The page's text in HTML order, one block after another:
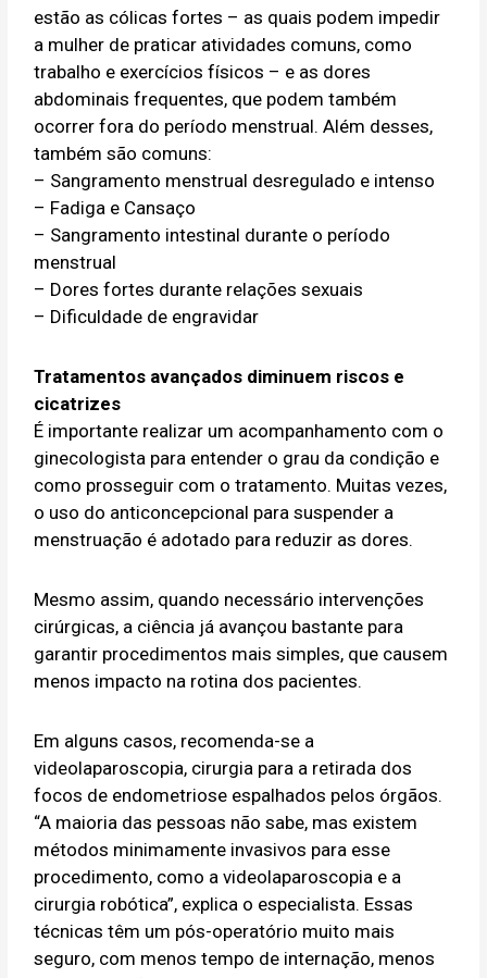
estão as cólicas fortes – as quais podem impedir
a mulher de praticar atividades comuns, como
trabalho e exercícios físicos – e as dores
abdominais frequentes, que podem também
ocorrer fora do período menstrual. Além desses,
também são comuns:
– Sangramento menstrual desregulado e intenso
– Fadiga e Cansaço
– Sangramento intestinal durante o período
menstrual
– Dores fortes durante relações sexuais
– Dificuldade de engravidar
Tratamentos avançados diminuem riscos e
cicatrizes
É importante realizar um acompanhamento com o
ginecologista para entender o grau da condição e
como prosseguir com o tratamento. Muitas vezes,
o uso do anticoncepcional para suspender a
menstruação é adotado para reduzir as dores.
Mesmo assim, quando necessário intervenções
cirúrgicas, a ciência já avançou bastante para
garantir procedimentos mais simples, que causem
menos impacto na rotina dos pacientes.
Em alguns casos, recomenda-se a
videolaparoscopia, cirurgia para a retirada dos
focos de endometriose espalhados pelos órgãos.
“A maioria das pessoas não sabe, mas existem
métodos minimamente invasivos para esse
procedimento, como a videolaparoscopia e a
cirurgia robótica”, explica o especialista. Essas
técnicas têm um pós-operatório muito mais
seguro, com menos tempo de internação, menos